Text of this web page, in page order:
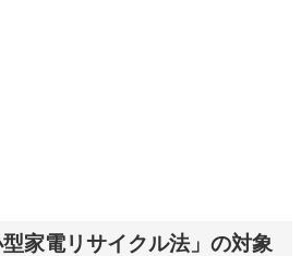
家電リサイクル法」の対象